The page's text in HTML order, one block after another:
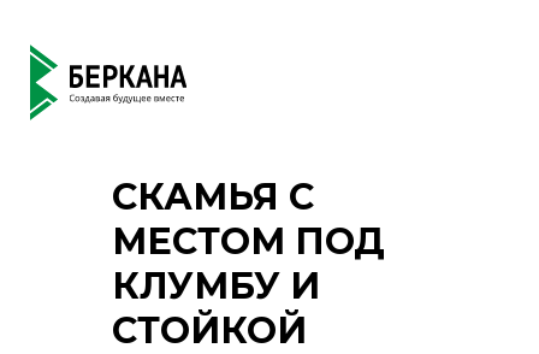
СКАМЬЯ С
МЕСТОМ ПОД
КЛУМБУ И
СТОЙКОЙ